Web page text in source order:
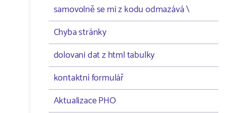
samovolně se mi z kodu odmazává \
Chyba stránky
dolovani dat z html tabulky
kontaktní formulář
Aktualizace PHO